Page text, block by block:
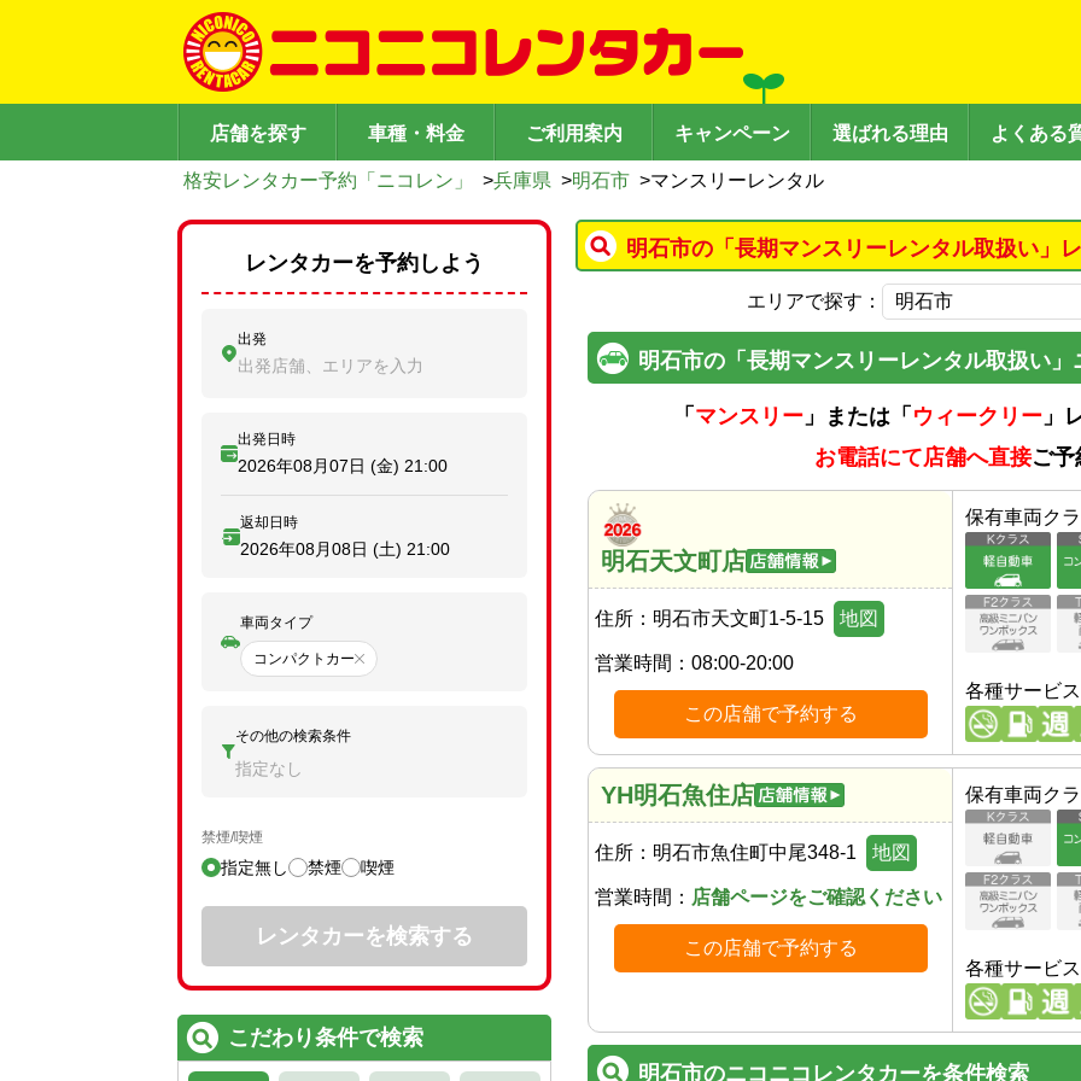
店舗を探す 車種・料金 ご利用案内 キャンペーン 選ばれる理由 よくある
格安レンタカー予約「ニコレン」 >兵庫県 >明石市 >マンスリーレンタル
明石市の「長期マンスリーレンタル取扱い」
エリアで探す：
明石市の「長期マンスリーレンタル取扱い
「 マンスリー 」または「 ウィークリー 」
お電話にて店舗へ直接ご予
明石天文町店
住所： 明石市天文町1-5-15 地図
営業時間： 08:00-20:00
この店舗で予約する
保有車両ク
各種サービス
YH明石魚住店
住所： 明石市魚住町中尾348-1 地図
営業時間： 店舗ページをご確認ください
この店舗で予約する
保有車両ク
各種サービス
明石市のニコニコレンタカーを条件検索
レンタカーを予約しよう
出発
出発店舗、エリアを入力
出発日時
2026年08月07日 (金) 21:00
返却日時
2026年08月08日 (土) 21:00
車両タイプ
コンパクトカー
その他の検索条件
指定なし
禁煙/喫煙
指定無し 禁煙 喫煙
レンタカーを検索する
こだわり条件で検索